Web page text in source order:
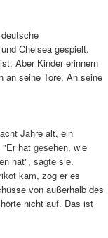
Chelsea gespielt.
Aber Kinder erinnern
an seine Tore. An seine
Jahre alt, ein
hat gesehen, wie
hat", sagte sie.
kam, zog er es
von außerhalb des
nicht auf. Das ist